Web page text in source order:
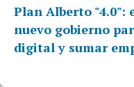
Plan Alberto "4.0":
nuevo gobierno
digital y sumar